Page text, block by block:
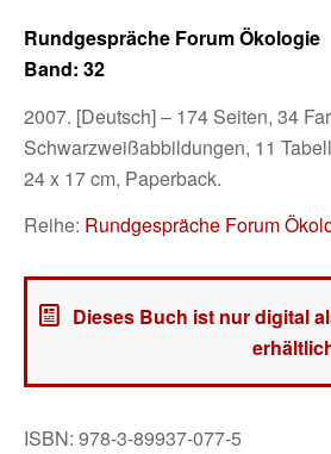
Rundgespräche Forum Ökologie
Band: 32
2007. [Deutsch] – 174 Seiten, 34
Schwarzweißabbildungen, 11
24 x 17 cm, Paperback.
Reihe: Rundgespräche Forum
Dieses Buch ist nur digital
ISBN: 978-3-89937-077-5